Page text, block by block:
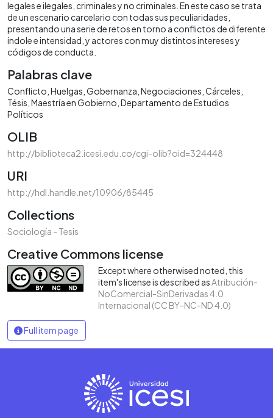
legales e ilegales, criminales y no criminales. En este caso se trata
de un escenario carcelario con todas sus peculiaridades,
presentando una serie de retos en torno a conflictos de diferente
índole e intensidad, y actores con muy distintos intereses y
códigos de conducta.
Palabras clave
Conflicto Huelgas Gobernanza Negociaciones Cárceles
Tésis Maestría en Gobierno Departamento de Estudios
Políticos
OLIB
http://biblioteca2.icesi.edu.co/cgi-olib?oid=324448
URI
http://hdl.handle.net/10906/85445
Collections
Sociología - Tesis
Creative Commons license
Except where otherwised noted, this
item's license is described asAtribución-
NoComercial-SinDerivadas 4.0
Internacional (CC BY-NC-ND 4.0)
Full item page